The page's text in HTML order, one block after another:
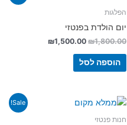
הפלגות
יום הולדת בפנטזי
₪1,800.00
₪1,500.00
הוספה לסל
Sale!
חנות פנטזי